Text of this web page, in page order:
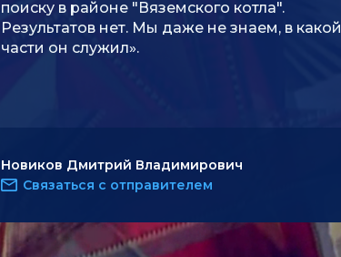
поиску в районе "Вяземского котла".
Результатов нет. Мы даже не знаем, в какой
части он служил».
Новиков Дмитрий Владимирович
Связаться с отправителем